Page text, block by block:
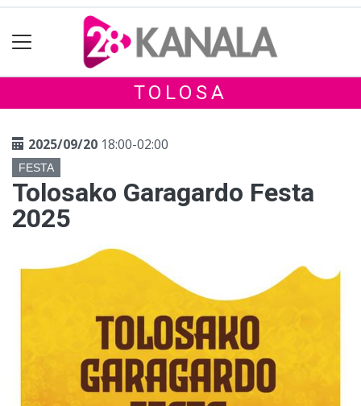
TOLOSA
2025/09/20 18:00-02:00
FESTA
Tolosako Garagardo Festa
2025